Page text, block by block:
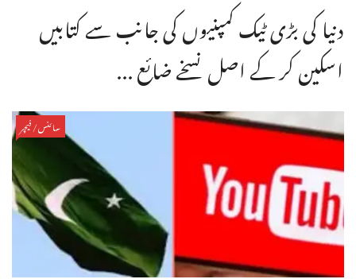
دنیا کی بڑی ٹیک کمپنیوں کی جانب سے کتابیں
اسکین کر کے اصل نسخے ضائع ...
سائنس/فیچر